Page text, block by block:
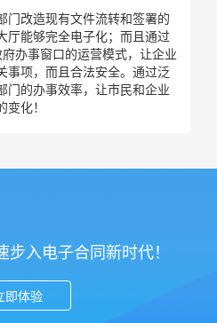
门改造现有文件流转和签署的
厅能够完全电子化；而且通过
办事窗口的运营模式，让企业
事项，而且合法安全。通过泛
门的办事效率，让市民和企业
化！
入电子合同新时代！
即体验